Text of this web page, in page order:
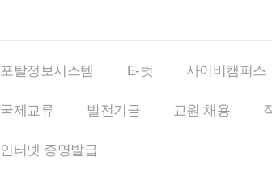
포탈정보시스템 E-벗 사이버캠퍼스
국제교류 발전기금 교원 채용
인터넷 증명발급